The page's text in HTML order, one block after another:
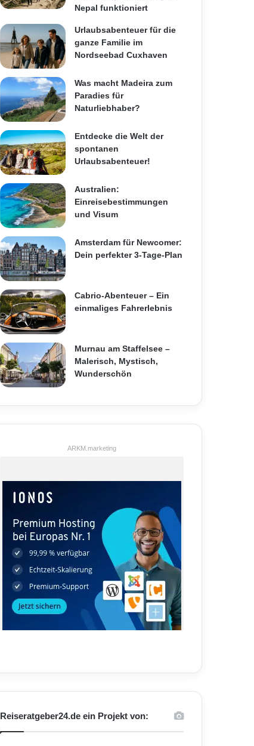
Nepal funktioniert
Urlaubsabenteuer für die
ganze Familie im
Nordseebad Cuxhaven
Was macht Madeira zum
Paradies für
Naturliebhaber?
Entdecke die Welt der
spontanen
Urlaubsabenteuer!
Australien:
Einreisebestimmungen
und Visum
Amsterdam für Newcomer:
Dein perfekter 3-Tage-Plan
Cabrio-Abenteuer – Ein
einmaliges Fahrerlebnis
Murnau am Staffelsee –
Malerisch, Mystisch,
Wunderschön
ARKM.marketing
Reiseratgeber24.de ein Projekt von: